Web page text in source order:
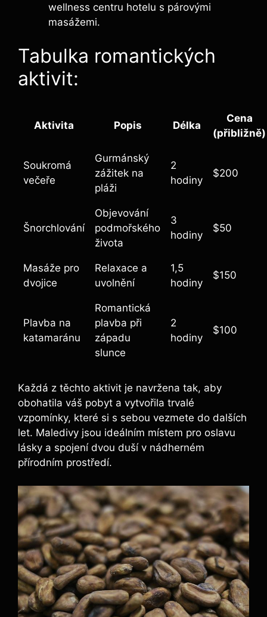
wellness centru hotelu s párovými
masážemi.
Tabulka romantických
aktivit:
Aktivita Popis Délka
Cena
(přibližně)
Soukromá
večeře
Gurmánský
zážitek na
pláži
2
hodiny
$200
Šnorchlování
Objevování
podmořského
života
3
hodiny
$50
Masáže pro
dvojice
Relaxace a
uvolnění
1,5
hodiny
$150
Plavba na
katamaránu
Romantická
plavba při
západu
slunce
2
hodiny
$100
Každá z těchto aktivit je navržena tak, aby
obohatila váš pobyt a vytvořila trvalé
vzpomínky, které si s sebou vezmete do dalších
let. Maledivy jsou ideálním místem pro oslavu
lásky a spojení dvou duší v nádherném
přírodním prostředí.